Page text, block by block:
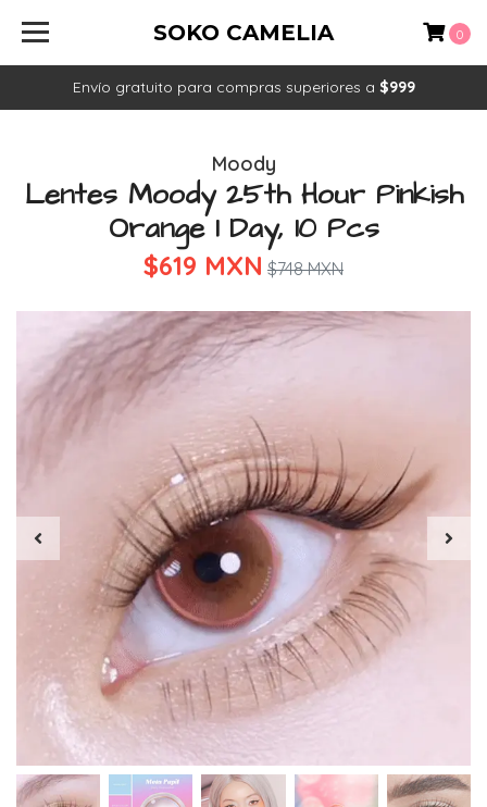
Envío gratuito para compras superiores a $999
SOKO CAMELIA 0
Moody
Lentes Moody 25th Hour Pinkish
Orange 1 Day, 10 Pcs
$619 MXN $748 MXN